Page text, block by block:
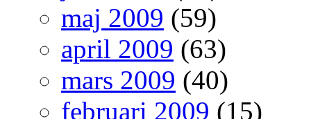
maj 2009 (59)
april 2009 (63)
mars 2009 (40)
februari 2009 (15)